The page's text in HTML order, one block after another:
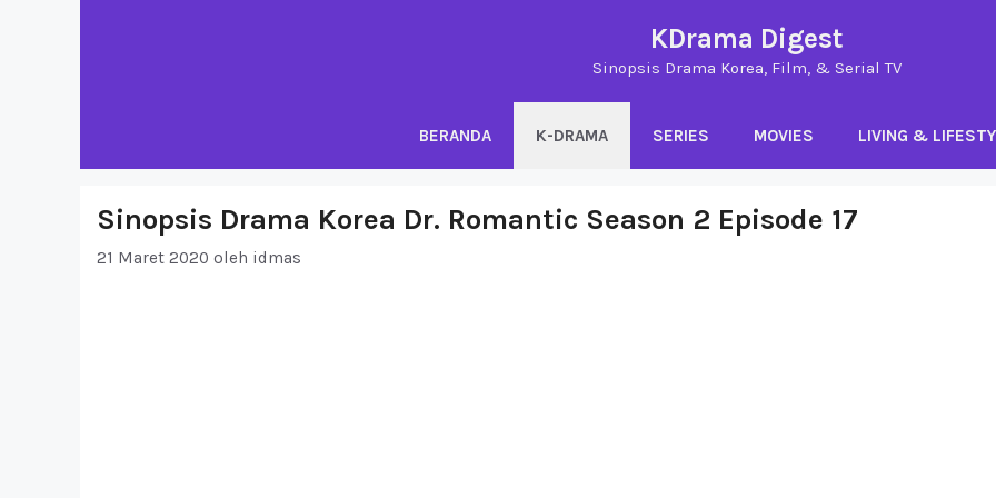
KDrama Digest
Sinopsis Drama Korea, Film, & Serial TV
BERANDA K-DRAMA SERIES MOVIES LIVING &
Sinopsis Drama Korea Dr. Romantic Season 2 Episode 17
21 Maret 2020 oleh idmas